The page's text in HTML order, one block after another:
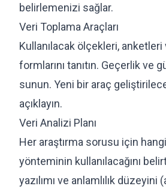
belirlemenizi sağlar.
Veri Toplama Araçları
Kullanılacak ölçekleri,
formlarını tanıtın. Geçerlik ve
sunun. Yeni bir araç
açıklayın.
Veri Analizi Planı
Her araştırma sorusu için
yönteminin kullanılacağını
yazılımı ve anlamlılık düzeyini